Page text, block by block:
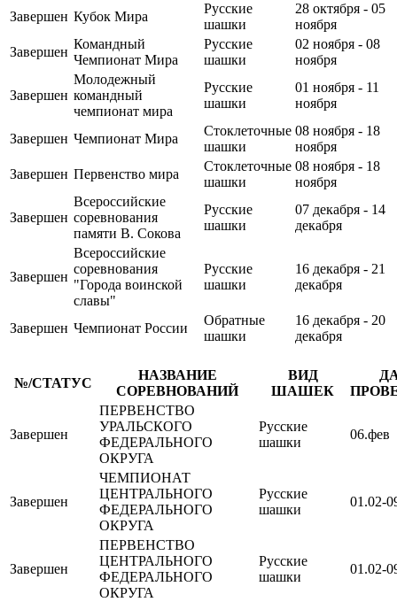
Завершен Кубок Мира
Русские
шашки
28 октября - 05
ноября
Завершен
Командный
Чемпионат Мира
Русские
шашки
02 ноября - 08
ноября
Завершен
Молодежный
командный
чемпионат мира
Русские
шашки
01 ноября - 11
ноября
Завершен Чемпионат Мира
Стоклеточные
шашки
08 ноября - 18
ноября
Завершен Первенство мира
Стоклеточные
шашки
08 ноября - 18
ноября
Завершен
Всероссийские
соревнования
памяти В. Сокова
Русские
шашки
07 декабря - 14
декабря
Завершен
Всероссийские
соревнования
"Города воинской
славы"
Русские
шашки
16 декабря - 21
декабря
Завершен Чемпионат России
Обратные
шашки
16 декабря - 20
декабря
№/СТАТУС
НАЗВАНИЕ
СОРЕВНОВАНИЙ
ВИД
ШАШЕК
Завершен
ПЕРВЕНСТВО
УРАЛЬСКОГО
ФЕДЕРАЛЬНОГО
ОКРУГА
Русские
шашки
06.фев
Завершен
ЧЕМПИОНАТ
ЦЕНТРАЛЬНОГО
ФЕДЕРАЛЬНОГО
ОКРУГА
Русские
шашки
01.02-
Завершен
ПЕРВЕНСТВО
ЦЕНТРАЛЬНОГО
ФЕДЕРАЛЬНОГО
ОКРУГА
Русские
шашки
01.02-